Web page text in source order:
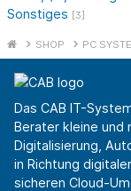
Sonstiges [3]
SHOP PC
Das CAB IT-
Berater kleine und
Digitalisierung,
in Richtung
sicheren Cloud-